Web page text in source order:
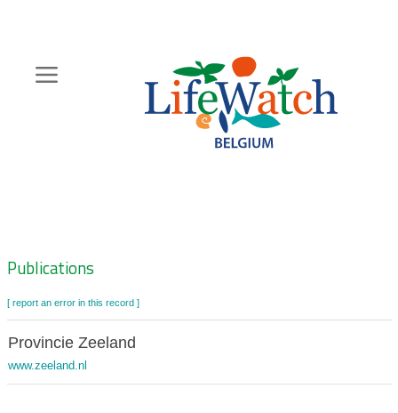
content
Zoeknavigatie
Publications
[ report an error in this record ]
Provincie Zeeland
www.zeeland.nl